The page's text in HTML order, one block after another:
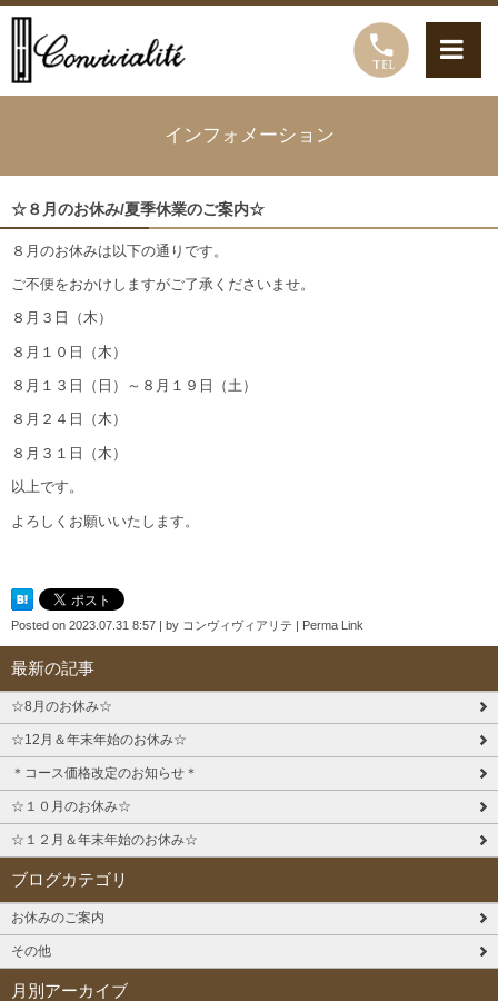
インフォメーション
☆８月のお休み/夏季休業のご案内☆
８月のお休みは以下の通りです。
ご不便をおかけしますがご了承くださいませ。
８月３日（木）
８月１０日（木）
８月１３日（日）～８月１９日（土）
８月２４日（木）
８月３１日（木）
以上です。
よろしくお願いいたします。
Posted on 2023.07.31 8:57 | by コンヴィヴィアリテ | Perma Link
最新の記事
☆8月のお休み☆
☆12月＆年末年始のお休み☆
＊コース価格改定のお知らせ＊
☆１０月のお休み☆
☆１２月＆年末年始のお休み☆
ブログカテゴリ
お休みのご案内
その他
月別アーカイブ